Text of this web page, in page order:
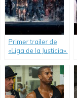
Primer trailer de
«Liga de la Justicia».